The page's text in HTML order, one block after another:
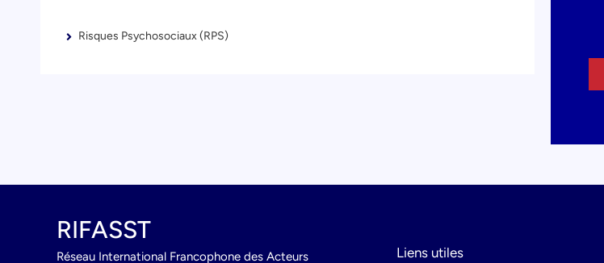
Risques Psychosociaux (RPS)
RIFASST
Réseau International Francophone des Acteurs Liens utiles